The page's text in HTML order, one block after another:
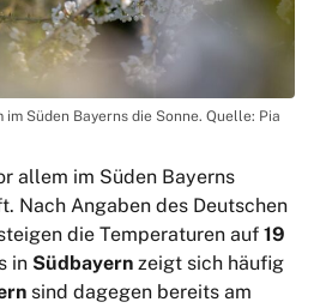
Süden Bayerns die Sonne. Quelle: Pia
allem im Süden Bayerns
Nach Angaben des Deutschen
die Temperaturen auf 19
in Südbayern zeigt sich häufig
sind dagegen bereits am